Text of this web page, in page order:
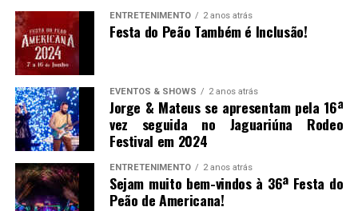
ENTRETENIMENTO 2 anos atrás
Festa do Peão Também é Inclusão!
EVENTOS & SHOWS 2 anos atrás
Jorge & Mateus se apresentam pela 16ª
vez seguida no Jaguariúna Rodeo
Festival em 2024
ENTRETENIMENTO 2 anos atrás
Sejam muito bem-vindos à 36ª Festa do
Peão de Americana!